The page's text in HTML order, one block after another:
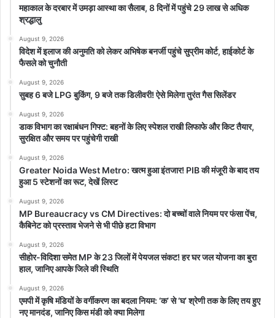
महाकाल के दरबार में उमड़ा आस्था का सैलाब, 8 दिनों में पहुंचे 29 लाख से अधिक
श्रद्धालु
August 9, 2026
विदेश में इलाज की अनुमति को लेकर अभिषेक बनर्जी पहुंचे सुप्रीम कोर्ट, हाईकोर्ट के
फैसले को चुनौती
August 9, 2026
सुबह 6 बजे LPG बुकिंग, 9 बजे तक डिलीवरी! ऐसे मिलेगा तुरंत गैस सिलेंडर
August 9, 2026
डाक विभाग का रक्षाबंधन गिफ्ट: बहनों के लिए स्पेशल राखी लिफाफे और किट तैयार,
सुरक्षित और समय पर पहुंचेगी राखी
August 9, 2026
Greater Noida West Metro: खत्म हुआ इंतजार! PIB की मंजूरी के बाद तय
हुआ 5 स्टेशनों का रूट, देखें लिस्ट
August 9, 2026
MP Bureaucracy vs CM Directives: दो बच्चों वाले नियम पर फंसा पेंच,
कैबिनेट को प्रस्ताव भेजने से भी पीछे हटा विभाग
August 9, 2026
सीहोर-विदिशा समेत MP के 23 जिलों में पेयजल संकट! हर घर जल योजना का बुरा
हाल, जानिए आपके जिले की स्थिति
August 9, 2026
एमपी में कृषि मंडियों के वर्गीकरण का बदला नियम: ‘क’ से ‘घ’ श्रेणी तक के लिए तय हुए
नए मानदंड, जानिए किस मंडी को क्या मिलेगा